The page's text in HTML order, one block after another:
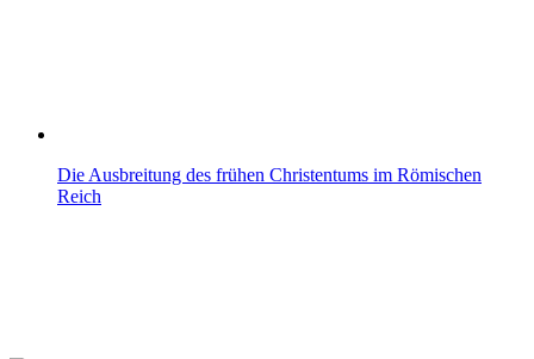
Die Ausbreitung des frühen Christentums im Römischen
Reich